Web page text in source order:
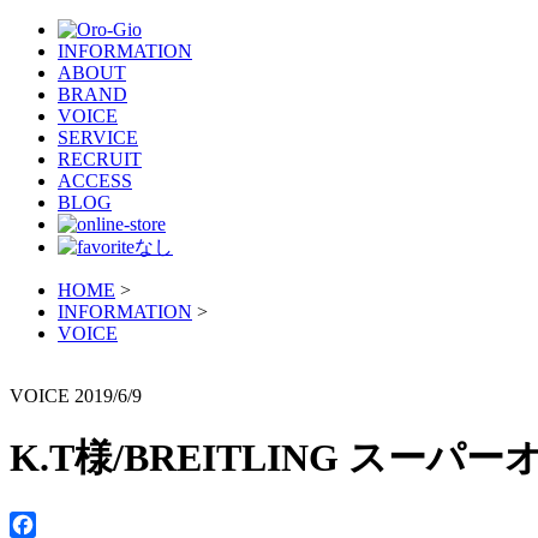
INFORMATION
ABOUT
BRAND
VOICE
SERVICE
RECRUIT
ACCESS
BLOG
HOME >
INFORMATION >
VOICE
VOICE 2019/6/9
K.T様/BREITLING スーパー